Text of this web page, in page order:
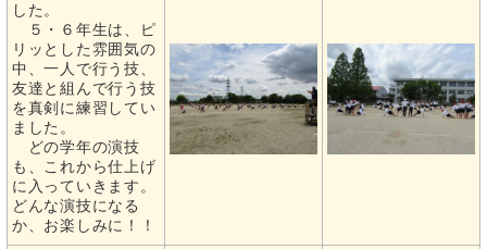
した。
５・６年生は、ピ
リッとした雰囲気の
中、一人で行う技、
友達と組んで行う技
を真剣に練習してい
ました。
どの学年の演技
も、これから仕上げ
に入っていきます。
どんな演技になる
か、お楽しみに！！